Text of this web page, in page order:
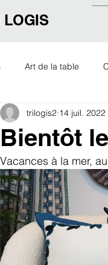
LOGIS
Art de la table
Noël Expo
Bientôt
trilogis2 14 juil. 2022
Vacances à la mer,